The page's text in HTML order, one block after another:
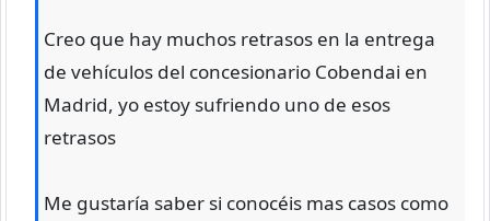
Creo que hay muchos retrasos en la entrega
de vehículos del concesionario Cobendai en
Madrid, yo estoy sufriendo uno de esos
retrasos
Me gustaría saber si conocéis mas casos como